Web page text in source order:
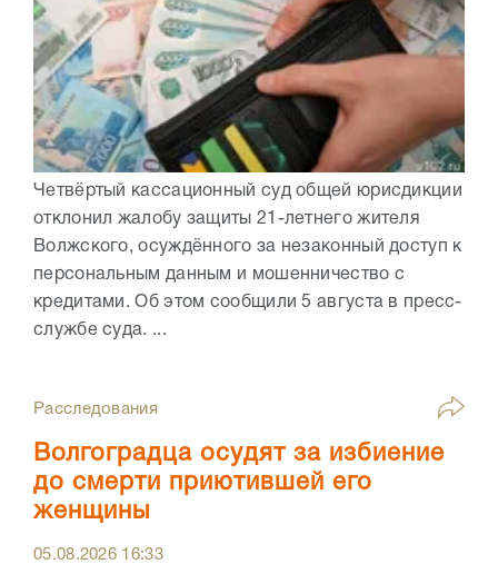
Четвёртый кассационный суд общей юрисдикции
отклонил жалобу защиты 21-летнего жителя
Волжского, осуждённого за незаконный доступ к
персональным данным и мошенничество с
кредитами. Об этом сообщили 5 августа в пресс-
службе суда. ...
Расследования
Волгоградца осудят за избиение
до смерти приютившей его
женщины
05.08.2026 16:33